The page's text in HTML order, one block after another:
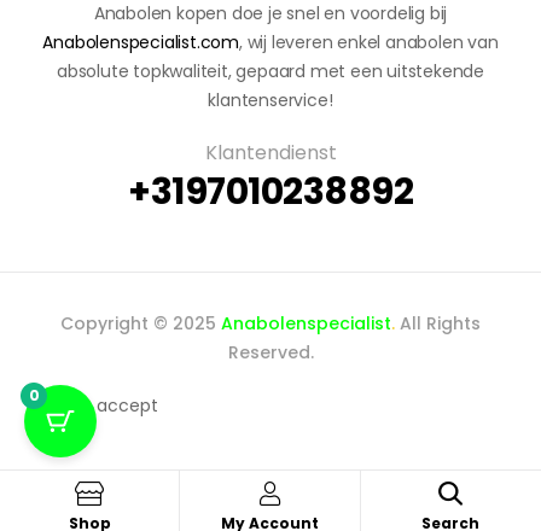
Anabolen kopen doe je snel en voordelig bij
Anabolenspecialist.com, wij leveren enkel anabolen van
absolute topkwaliteit, gepaard met een uitstekende
klantenservice!
Klantendienst
+3197010238892
Copyright © 2025 Anabolenspecialist. All Rights
Reserved.
We accept
Shop My Account Search
0